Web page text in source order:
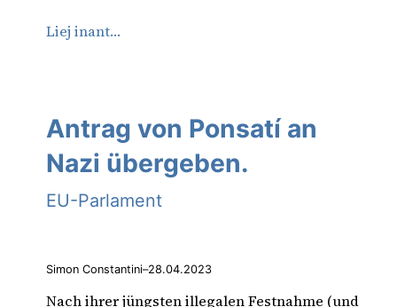
Liej inant…
Antrag von Ponsatí an
Nazi übergeben.
EU-Parlament
Simon Constantini–28.04.2023
Nach ihrer jüngsten illegalen Festnahme (und